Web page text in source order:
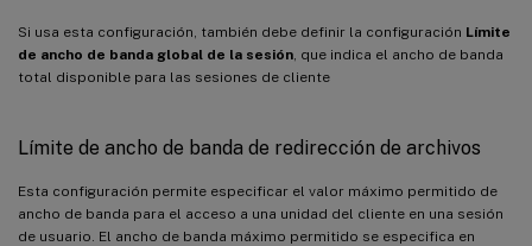
Si usa esta configuración, también debe definir la configuración Límite
de ancho de banda global de la sesión , que indica el ancho de banda
total disponible para las sesiones de cliente
Límite de ancho de banda de redirección de archivos
Esta configuración permite especificar el valor máximo permitido de
ancho de banda para el acceso a una unidad del cliente en una sesión
de usuario. El ancho de banda máximo permitido se especifica en